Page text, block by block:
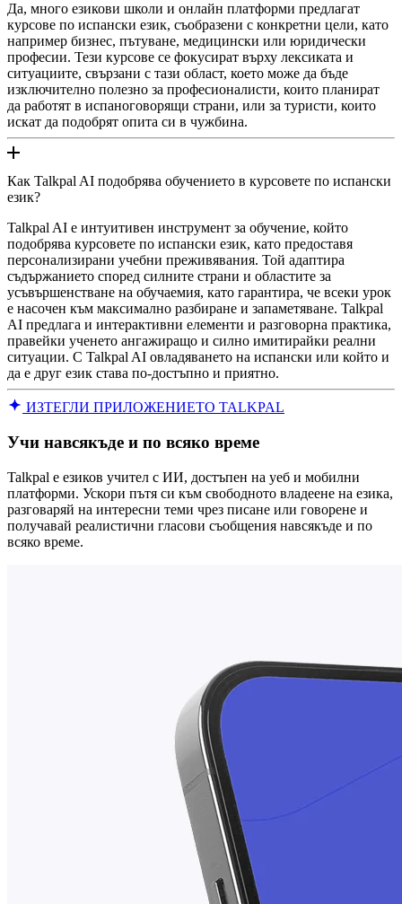
Да, много езикови школи и онлайн платформи предлагат
курсове по испански език, съобразени с конкретни цели, като
например бизнес, пътуване, медицински или юридически
професии. Тези курсове се фокусират върху лексиката и
ситуациите, свързани с тази област, което може да бъде
изключително полезно за професионалисти, които планират
да работят в испаноговорящи страни, или за туристи, които
искат да подобрят опита си в чужбина.
Как Talkpal AI подобрява обучението в курсовете по испански
език?
Talkpal AI е интуитивен инструмент за обучение, който
подобрява курсовете по испански език, като предоставя
персонализирани учебни преживявания. Той адаптира
съдържанието според силните страни и областите за
усъвършенстване на обучаемия, като гарантира, че всеки урок
е насочен към максимално разбиране и запаметяване. Talkpal
AI предлага и интерактивни елементи и разговорна практика,
правейки ученето ангажиращо и силно имитирайки реални
ситуации. С Talkpal AI овладяването на испански или който и
да е друг език става по-достъпно и приятно.
ИЗТЕГЛИ ПРИЛОЖЕНИЕТО TALKPAL
Учи навсякъде и по всяко време
Talkpal е езиков учител с ИИ, достъпен на уеб и мобилни
платформи. Ускори пътя си към свободното владеене на езика,
разговаряй на интересни теми чрез писане или говорене и
получавай реалистични гласови съобщения навсякъде и по
всяко време.